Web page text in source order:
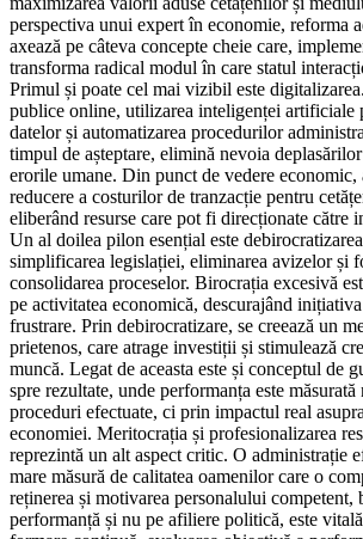
perspectiva unui expert în economie, reforma
axează pe câteva concepte cheie care,
transforma radical modul în care statul
Primul și poate cel mai vizibil este
publice online, utilizarea inteligenței artificiale
datelor și automatizarea procedurilor
timpul de așteptare, elimină nevoia
erorile umane. Din punct de vedere economic,
reducere a costurilor de tranzacție pentru
eliberând resurse care pot fi direcționate către
Un al doilea pilon esențial este
simplificarea legislației, eliminarea avizelor și
consolidarea proceselor. Birocrația excesivă
pe activitatea economică, descurajând
frustrare. Prin debirocratizare, se creează un
prietenos, care atrage investiții și stimulează
muncă. Legat de aceasta este și conceptul de
spre rezultate, unde performanța este
proceduri efectuate, ci prin impactul real
economiei. Meritocrația și profesionalizarea
reprezintă un alt aspect critic. O administrație
mare măsură de calitatea oamenilor care o
reținerea și motivarea personalului competent,
performanță și nu pe afiliere politică, este